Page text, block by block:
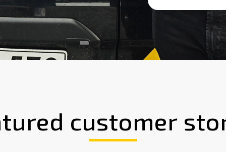
customer